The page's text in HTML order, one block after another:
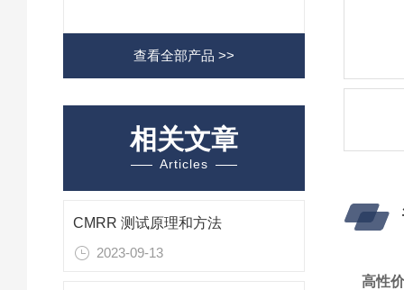
查看全部产品 >>
相关文章
Articles
CMRR 测试原理和方法
2023-09-13
高性